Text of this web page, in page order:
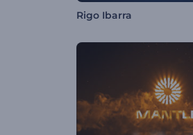
Rigo Ibarra